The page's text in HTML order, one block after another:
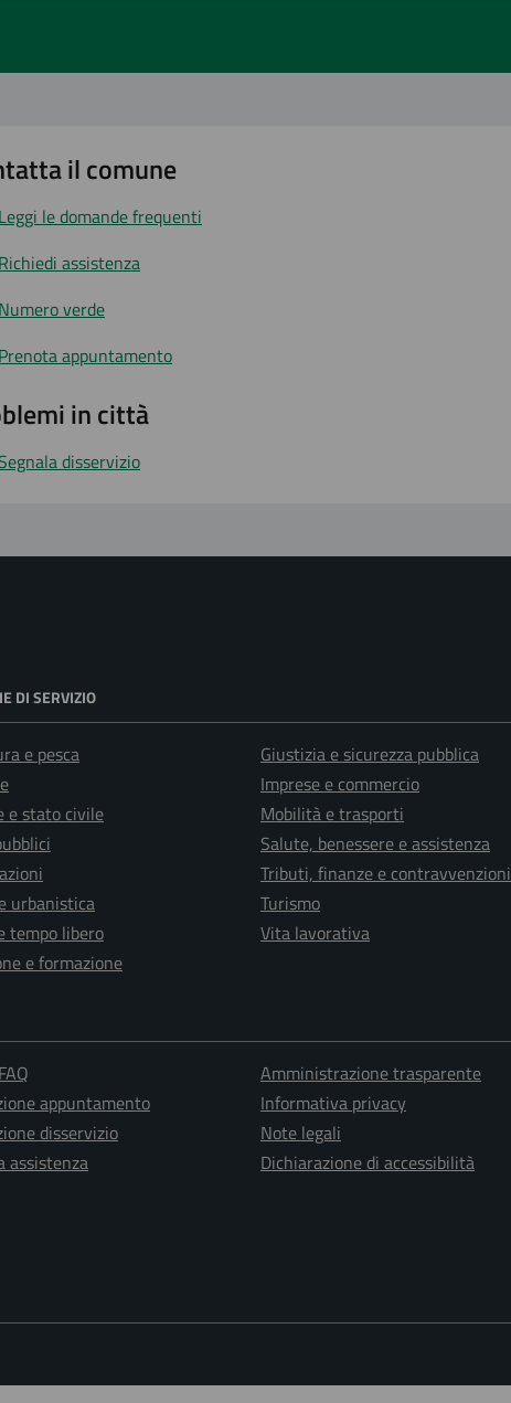
il comune
le domande frequenti
assistenza
verde
appuntamento
in città
disservizio
DI SERVIZIO
e pesca
e stato civile
urbanistica
tempo libero
e formazione
Giustizia e sicurezza pubblica
Imprese e commercio
Mobilità e trasporti
Salute, benessere e assistenza
Tributi, finanze e contravvenzioni
Turismo
Vita lavorativa
appuntamento
disservizio
assistenza
Amministrazione trasparente
Informativa privacy
Note legali
Dichiarazione di accessibilità